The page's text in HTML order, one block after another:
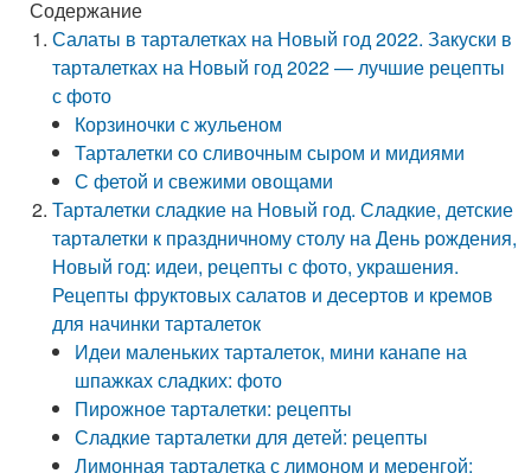
Содержание
Салаты в тарталетках на Новый год 2022. Закуски в
тарталетках на Новый год 2022 — лучшие рецепты
с фото
Корзиночки с жульеном
Тарталетки со сливочным сыром и мидиями
С фетой и свежими овощами
Тарталетки сладкие на Новый год. Сладкие, детские
тарталетки к праздничному столу на День рождения,
Новый год: идеи, рецепты с фото, украшения.
Рецепты фруктовых салатов и десертов и кремов
для начинки тарталеток
Идеи маленьких тарталеток, мини канапе на
шпажках сладких: фото
Пирожное тарталетки: рецепты
Сладкие тарталетки для детей: рецепты
Лимонная тарталетка с лимоном и меренгой: